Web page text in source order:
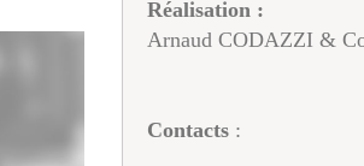
Réalisation :
Arnaud CODAZZI &
Contacts :